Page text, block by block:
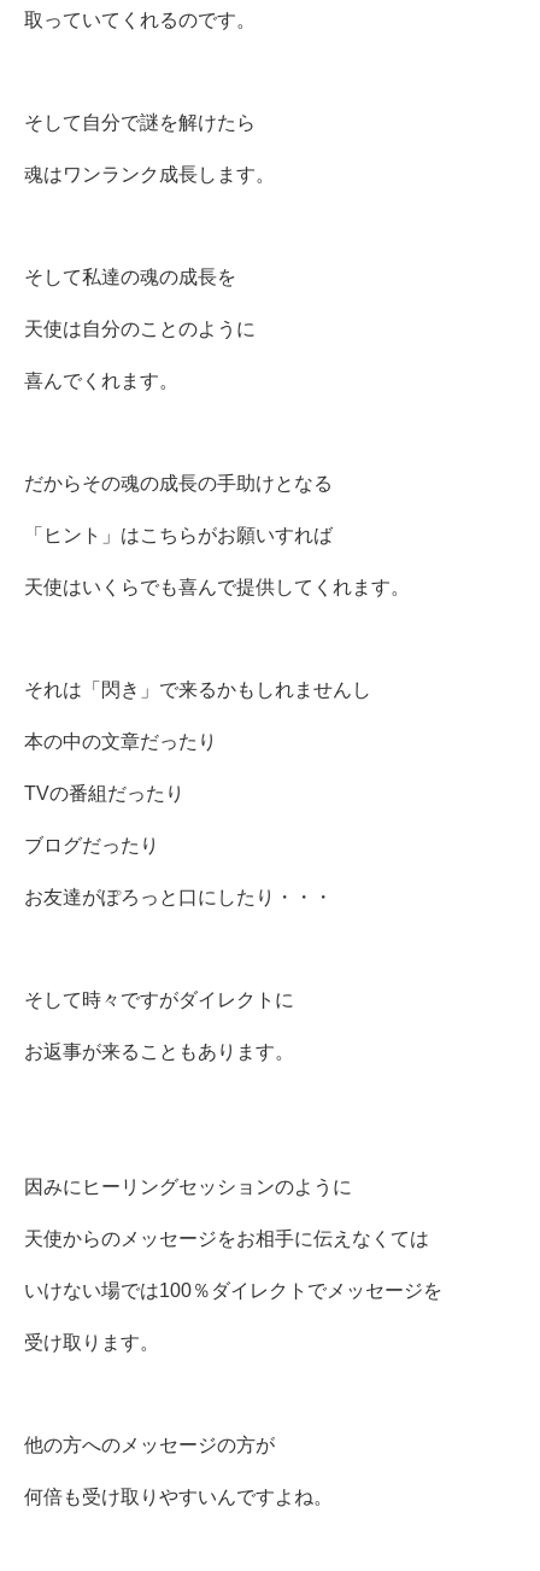
取っていてくれるのです。
そして自分で謎を解けたら
魂はワンランク成長します。
そして私達の魂の成長を
天使は自分のことのように
喜んでくれます。
だからその魂の成長の手助けとなる
「ヒント」はこちらがお願いすれば
天使はいくらでも喜んで提供してくれます。
それは「閃き」で来るかもしれませんし
本の中の文章だったり
TVの番組だったり
ブログだったり
お友達がぽろっと口にしたり・・・
そして時々ですがダイレクトに
お返事が来ることもあります。
因みにヒーリングセッションのように
天使からのメッセージをお相手に伝えなくては
いけない場では100％ダイレクトでメッセージを
受け取ります。
他の方へのメッセージの方が
何倍も受け取りやすいんですよね。